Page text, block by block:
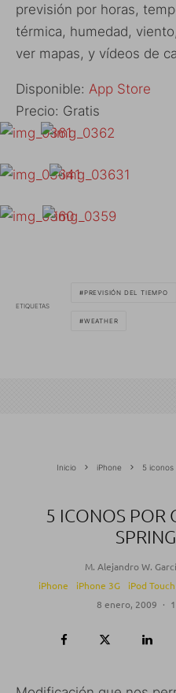
previsión por horas,
térmica, humedad,
ver mapas, y vídeos de
Disponible: App Store
Precio: Gratis
ETIQUETAS
PREVISIÓN DEL TIEMPO
WEATHER
Inicio iPhone 5 iconos
5 ICONOS POR
M. Alejandro W.
iPhone
iPhone 3G iPod Touch
8 enero, 2009 ·